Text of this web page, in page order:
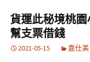
貨運此秘境桃
幫支票借錢
2021-05-15 嘉仕美